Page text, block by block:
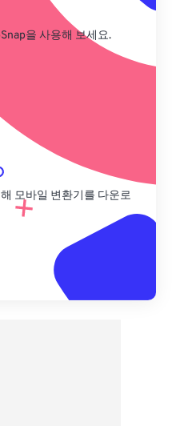
을 사용해 보세요.
모바일 변환기를 다운로